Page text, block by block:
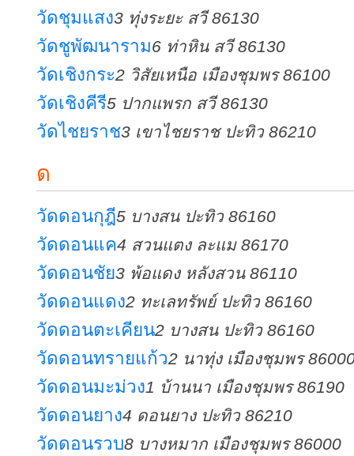
วัดชุมแสง3 ทุ่งระยะ สวี 86130
วัดชูพัฒนาราม6 ท่าหิน สวี 86130
วัดเชิงกระ2 วิสัยเหนือ เมืองชุมพร 86100
วัดเชิงคีรี5 ปากแพรก สวี 86130
วัดไชยราช3 เขาไชยราช ปะทิว 86210
ด
วัดดอนกุฎี5 บางสน ปะทิว 86160
วัดดอนแค4 สวนแตง ละแม 86170
วัดดอนชัย3 พ้อแดง หลังสวน 86110
วัดดอนแดง2 ทะเลทรัพย์ ปะทิว 86160
วัดดอนตะเคียน2 บางสน ปะทิว 86160
วัดดอนทรายแก้ว2 นาทุ่ง เมืองชุมพร
วัดดอนมะม่วง1 บ้านนา เมืองชุมพร 86190
วัดดอนยาง4 ดอนยาง ปะทิว 86210
วัดดอนรวบ8 บางหมาก เมืองชุมพร 86000